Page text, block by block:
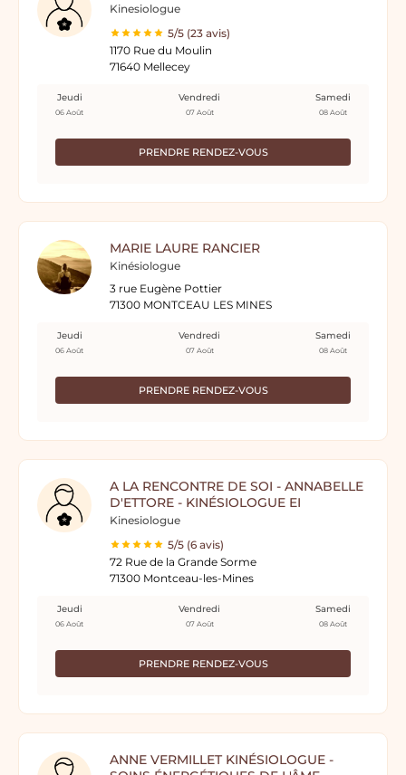
Kinesiologue
5/5 (23 avis)
1170 Rue du Moulin
71640 Mellecey
PRENDRE RENDEZ-VOUS
Jeudi
06 Août
Vendredi
07 Août
Samedi
08 Août
MARIE LAURE RANCIER
Kinésiologue
3 rue Eugène Pottier
71300 MONTCEAU LES MINES
PRENDRE RENDEZ-VOUS
Jeudi
06 Août
Vendredi
07 Août
Samedi
08 Août
A LA RENCONTRE DE SOI - ANNABELLE
D'ETTORE - KINÉSIOLOGUE EI
Kinesiologue
5/5 (6 avis)
72 Rue de la Grande Sorme
71300 Montceau-les-Mines
PRENDRE RENDEZ-VOUS
Jeudi
06 Août
Vendredi
07 Août
Samedi
08 Août
ANNE VERMILLET KINÉSIOLOGUE -